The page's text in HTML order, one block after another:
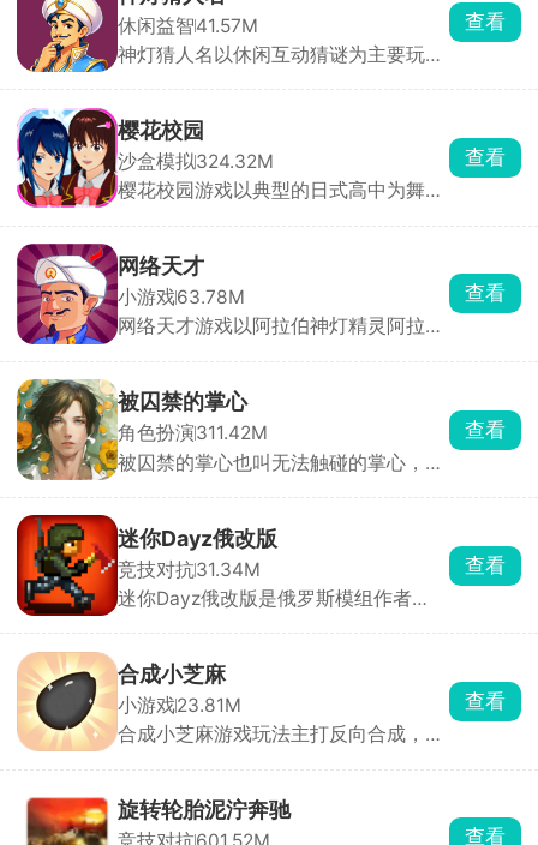
风筝战术，强制近战交锋，即便拾取法
术技能，也需贴身释放，挑战你的操作
极限。海量装备随机掉落，每一次拾取
休闲益智41.57M
神灯猜人名以休闲互动猜谜为主要玩
世界中的人物都可以，然后神灯就会开
始对玩家提问，玩家只需要回答是或不
是，几轮下来神灯就会猜到这个人。除
了最基础的问答，游戏还设置了很多其
查看
樱花校园
沙盒模拟324.32M
樱花校园游戏以典型的日式高中为舞
氛围。自由探索庞大的校园地图，体验
丰富而真实的日式校园生活，参加各种
比赛获得，与同学互动聊天、结伴行
动，体验从早到晚的完整校园流程。
查看
网络天才
小游戏63.78M
网络天才游戏以阿拉伯神灯精灵阿拉丁
中所想。完成任务可以让阿拉丁完成你
所许的愿望，如若你战胜了灯神，还能
获得神秘奖励哟。
查看
被囚禁的掌心
角色扮演311.42M
被囚禁的掌心也叫无法触碰的掌心，玩
恋爱故事。通过独特的体感式触碰玩
法，只需将手掌或额头轻贴手机屏幕，
即可与男主深情互动。游戏内，监视玩
法增添趣味，观察男主房间、触摸互
查看
迷你Dayz俄改版
竞技对抗31.34M
迷你Dayz俄改版是俄罗斯模组作者
风、上帝俯视视角和硬核末日求生内
核，在原版底子上大幅度扩容内容、修
正 BUG、新增玩法，弥补了官方原版
内容单薄、装备少、玩法单调的短板。
查看
合成小芝麻
小游戏23.81M
合成小芝麻游戏玩法主打反向合成，其
可以在一局里玩很久。通过滑动屏幕操
控水果下落位置，相同水果碰撞即可合
查看
旋转轮胎泥泞奔驰
查看